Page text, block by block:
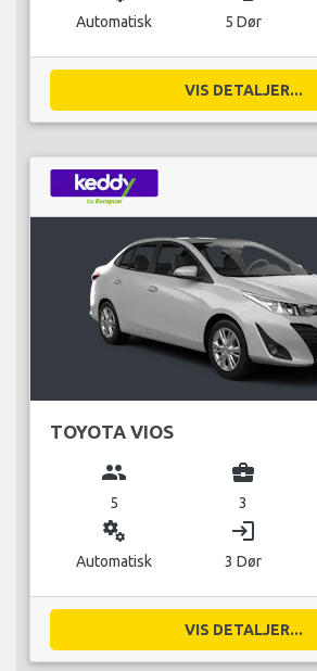
Automatisk 5 Dør
VIS DETALJER...
TOYOTA VIOS
group
5
business_center
3
miscellaneous_services
Automatisk
login
3 Dør
VIS DETALJER...